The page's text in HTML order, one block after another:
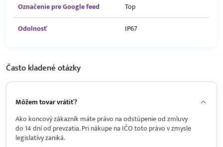
Označenie pre Google feed
Top
Odolnosť
IP67
Často kladenéotázky
Môžem tovar vrátiť?
Ako koncový zákazník máte právo na odstúpenie od zmluvy
do 14 dní od prevzatia. Pri nákupe na IČO toto právo v zmysle
legislatívy zaniká.